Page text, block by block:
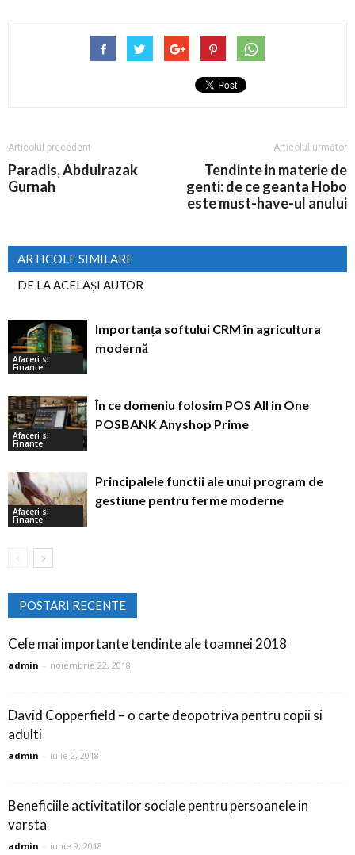
Articolul precedent
Paradis, Abdulrazak
Gurnah
Articolul următor
Tendinte in materie de
genti: de ce geanta Hobo
este must-have-ul anului
ARTICOLE SIMILARE
DE LA ACELAȘI AUTOR
Afaceri si
Finante
Importanța softului CRM în agricultura
modernă
Afaceri si
Finante
În ce domeniu folosim POS All in One
POSBANK Anyshop Prime
Afaceri si
Finante
Principalele functii ale unui program de
gestiune pentru ferme moderne
POSTARI RECENTE
Cele mai importante tendinte ale toamnei 2018
admin - noiembrie 22, 2018
David Copperfield – o carte deopotriva pentru copii si
adulti
admin - iulie 2, 2018
Beneficiile activitatilor sociale pentru persoanele in
varsta
admin - iunie 9, 2018